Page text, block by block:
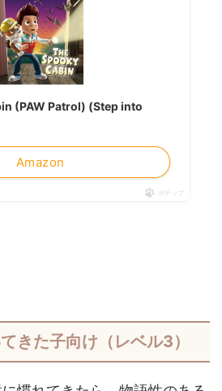
(PAW Patrol) (Step into
Amazon
ポチップ
きた子向け（レベル3）